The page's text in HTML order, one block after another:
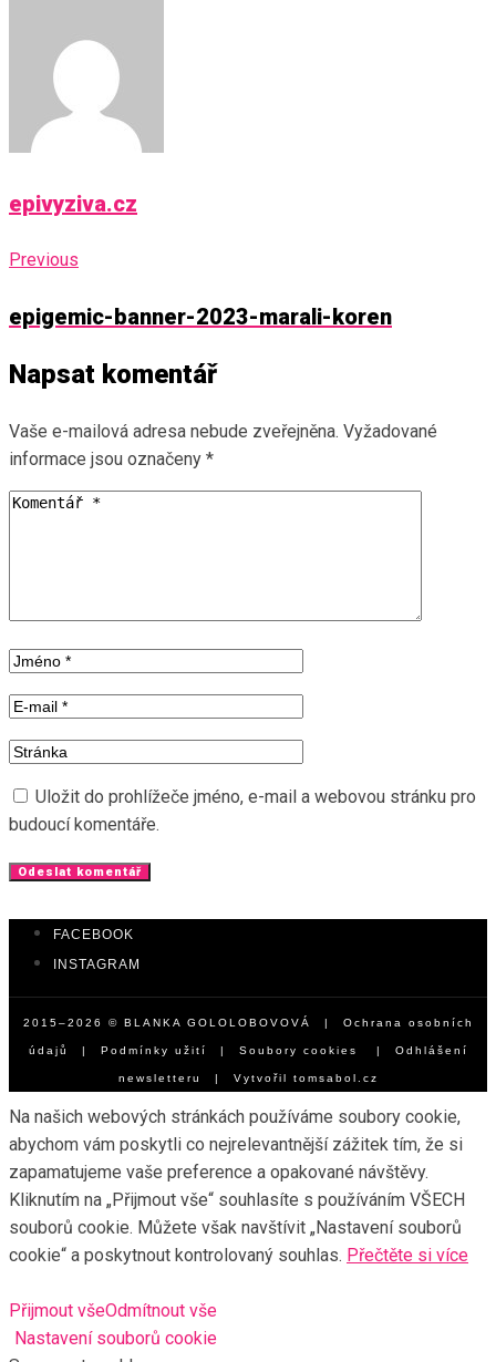
epivyziva.cz
Navigace
pro
Previous
Previous
epigemic-banner-2023-marali-koren
Napsat komentář
Vaše e-mailová adresa nebude zveřejněna. Vyžadované
informace jsou označeny *
Uložit do prohlížeče jméno, e-mail a webovou stránku pro
budoucí komentáře.
FACEBOOK
INSTAGRAM
2015–2026 © BLANKA GOLOLOBOVOVÁ | Ochrana osobních
údajů Podmínky užití Soubory cookies Odhlášení
newsletteru | Vytvořil tomsabol.cz
Na našich webových stránkách používáme soubory cookie,
abychom vám poskytli co nejrelevantnější zážitek tím, že si
zapamatujeme vaše preference a opakované návštěvy.
Kliknutím na „Přijmout vše“ souhlasíte s používáním VŠECH
souborů cookie. Můžete však navštívit „Nastavení souborů
cookie“ a poskytnout kontrolovaný souhlas. Přečtěte si více
Přijmout všeOdmítnout vše
Nastavení souborů cookie